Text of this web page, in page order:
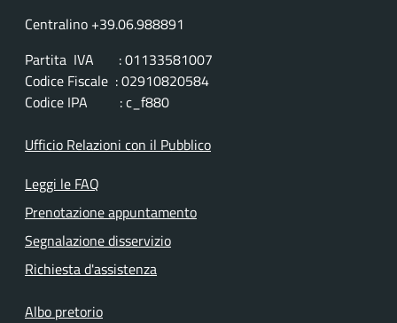
Centralino +39.06.988891
Partita IVA : 01133581007
Codice Fiscale : 02910820584
Codice IPA : c_f880
Ufficio Relazioni con il Pubblico
Leggi le FAQ
Prenotazione appuntamento
Segnalazione disservizio
Richiesta d'assistenza
Albo pretorio